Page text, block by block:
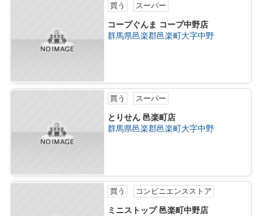
買う スーパー
コープぐんま コープ中野店
群馬県邑楽郡邑楽町大字中野
買う スーパー
とりせん 邑楽町店
群馬県邑楽郡邑楽町大字中野
買う コンビニエンスストア
ミニストップ 邑楽町中野店